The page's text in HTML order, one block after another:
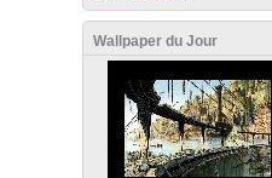
Wallpaper du Jour